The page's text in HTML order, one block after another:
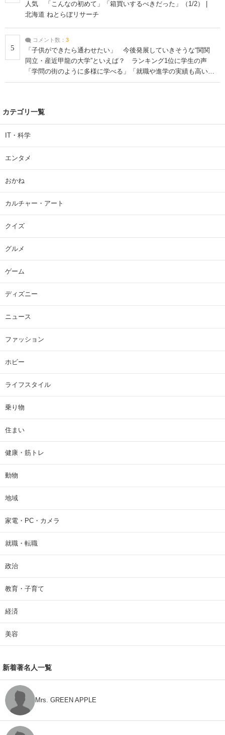
人気 「こんなの初めて」「箱買いするべきだった」（1/2） |
北海道 ねとらぼリサーチ
5
コメント数： 3
「子供ができたら通わせたい」 今後発展していきそうな“関関
同立・産近甲龍の大学”といえば？ ランキング1位に学生の声
「学問の街のように多様に学べる」「就職や進学の実績も高い」
| 大学 ねとらぼリサーチ
カテゴリ一覧
IT・科学
エンタメ
おかね
カルチャー・アート
クイズ
グルメ
ゲーム
ディズニー
ニュース
ファッション
ホビー
ライフスタイル
乗り物
住まい
健康・筋トレ
動物
地域
家電・PC・カメラ
就職・転職
政治
教育・子育て
経済
美容
新着著名人一覧
Mrs. GREEN APPLE